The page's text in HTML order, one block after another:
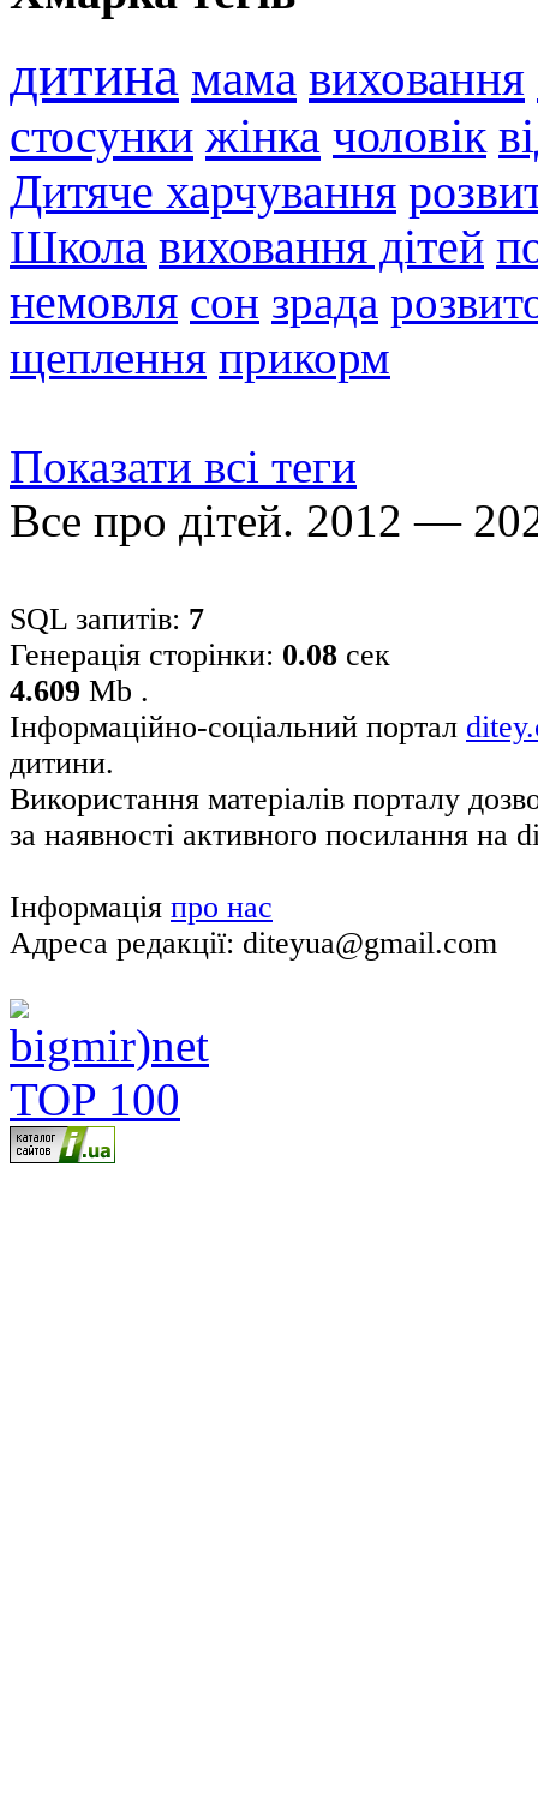
дитина мама виховання
стосунки жінка чоловік
Дитяче харчування
Школа виховання дітей
немовля сон зрада
щеплення прикорм
Показати всі теги
Все про дітей. 2012 —
SQL запитів: 7
Генерація сторінки: 0.08 сек
4.609 Mb .
Інформаційно-соціальний портал
дитини.
Використання матеріалів порталу
за наявності активного посилання на
Інформація про нас
Адреса редакції: diteyua@gmail.com